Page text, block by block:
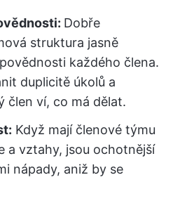
Dobře
struktura jasně
každého člena.
duplicitě úkolů a
člen ví, co má dělat.
Když mají členové týmu
a vztahy, jsou ochotnější
nápady, aniž by se